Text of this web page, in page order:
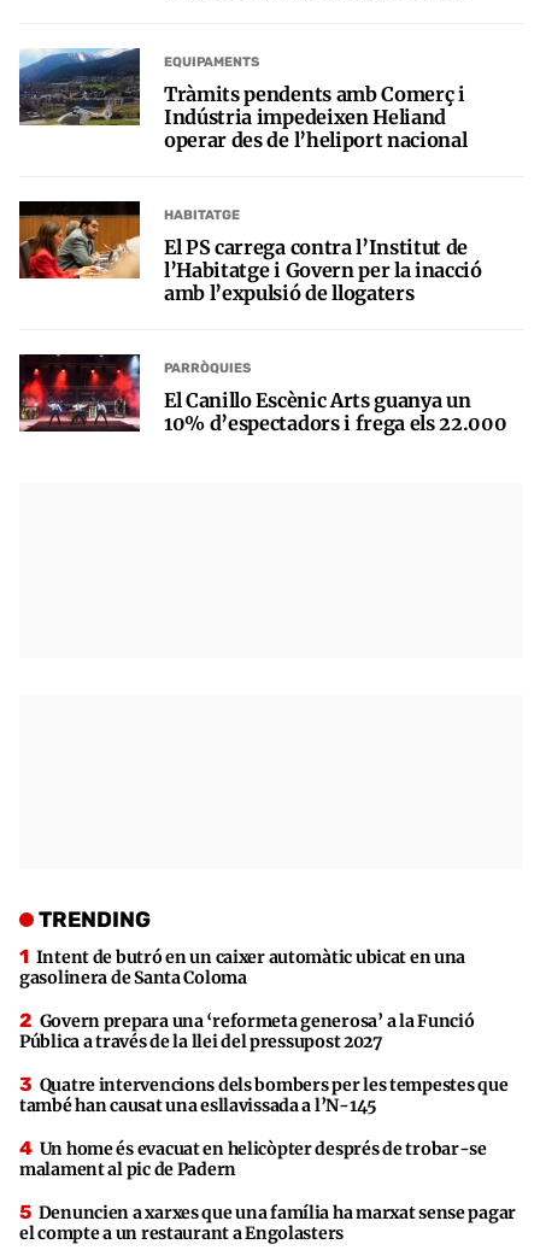
EQUIPAMENTS
Tràmits pendents amb Comerç i
Indústria impedeixen Heliand
operar des de l’heliport nacional
HABITATGE
El PS carrega contra l’Institut de
l’Habitatge i Govern per la inacció
amb l’expulsió de llogaters
PARRÒQUIES
El Canillo Escènic Arts guanya un
10% d’espectadors i frega els 22.000
TRENDING
Intent de butró en un caixer automàtic ubicat en una
gasolinera de Santa Coloma
Govern prepara una ‘reformeta generosa’ a la Funció
Pública a través de la llei del pressupost 2027
Quatre intervencions dels bombers per les tempestes que
també han causat una esllavissada a l’N-145
Un home és evacuat en helicòpter després de trobar-se
malament al pic de Padern
Denuncien a xarxes que una família ha marxat sense pagar
el compte a un restaurant a Engolasters